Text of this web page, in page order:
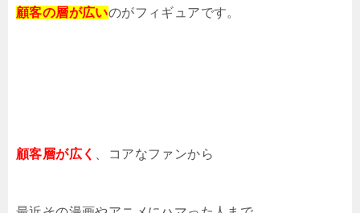
顧客の層が広いのがフィギュアです。
顧客層が広く 、コアなファンから